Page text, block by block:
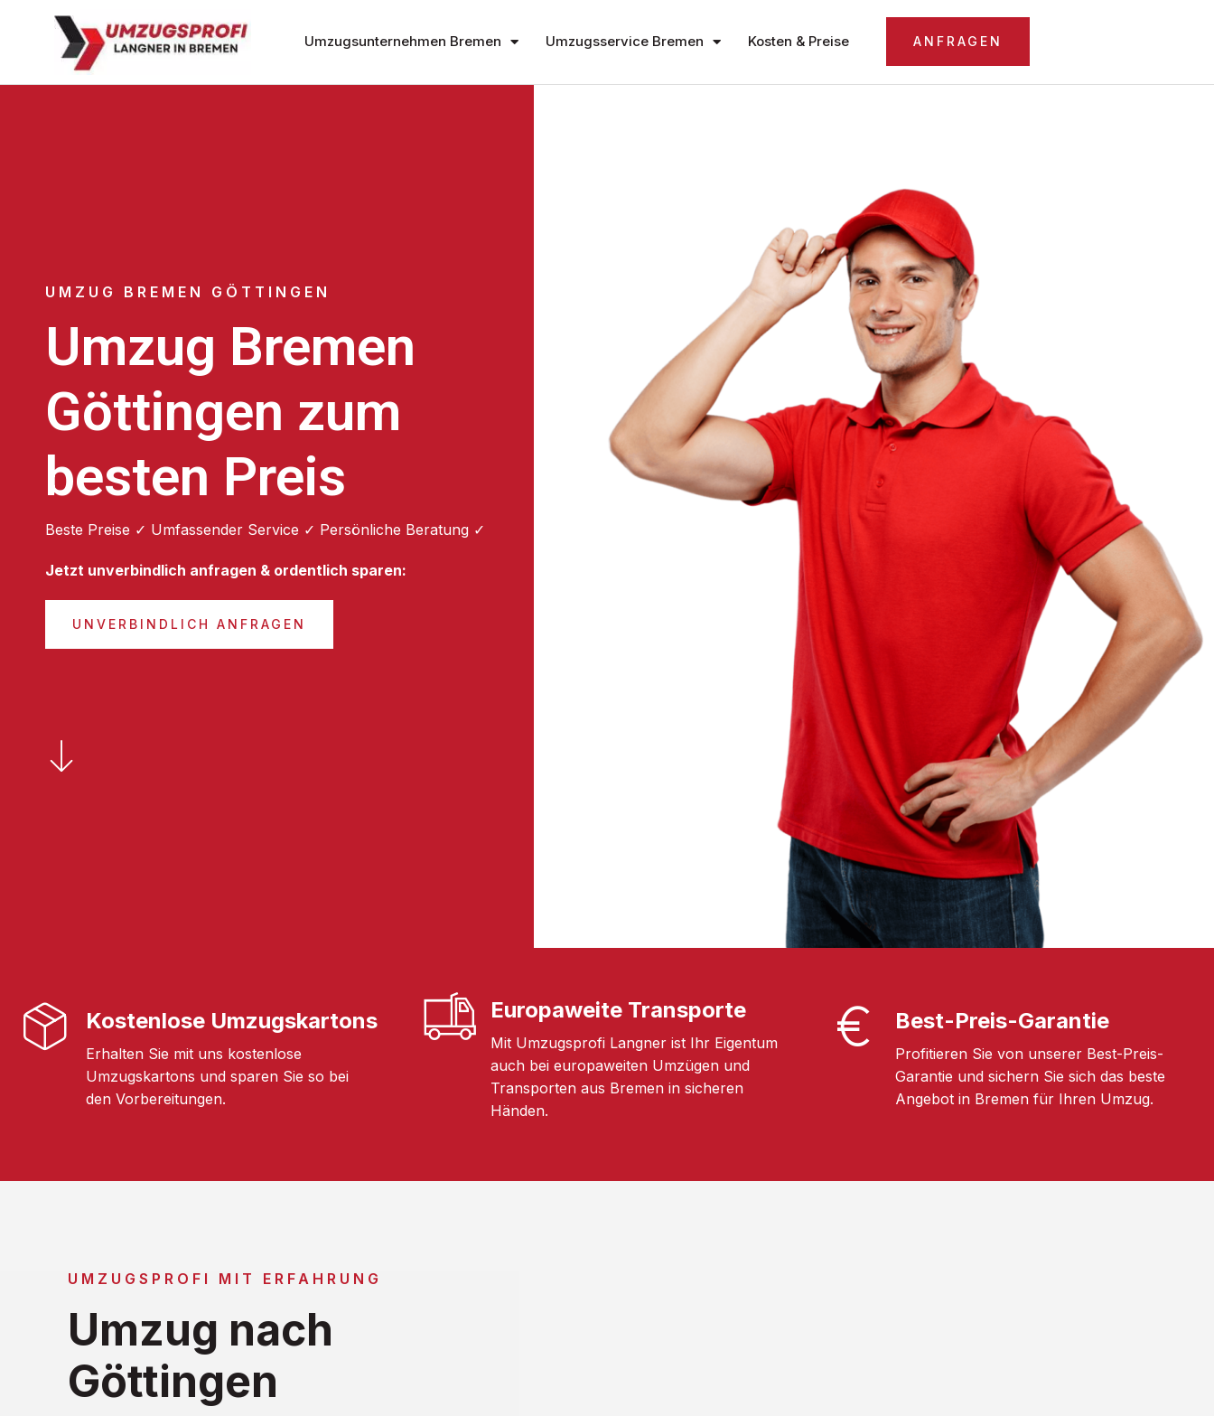
Umzugsunternehmen Bremen Umzugsservice Bremen Kosten & Preise ANFRAGEN
UMZUG BREMEN GÖTTINGEN
Umzug Bremen
Göttingen zum
besten Preis
Beste Preise ✓ Umfassender Service ✓ Persönliche Beratung ✓
Jetzt unverbindlich anfragen & ordentlich sparen:
UNVERBINDLICH ANFRAGEN
Kostenlose Umzugskartons
Erhalten Sie mit uns kostenlose
Umzugskartons und sparen Sie so bei
den Vorbereitungen.
Europaweite Transporte
Mit Umzugsprofi Langner ist Ihr Eigentum
auch bei europaweiten Umzügen und
Transporten aus Bremen in sicheren
Händen.
Best-Preis-Garantie
Profitieren Sie von unserer Best-Preis-
Garantie und sichern Sie sich das beste
Angebot in Bremen für Ihren Umzug.
UMZUGSPROFI MIT ERFAHRUNG
Umzug nach
Göttingen